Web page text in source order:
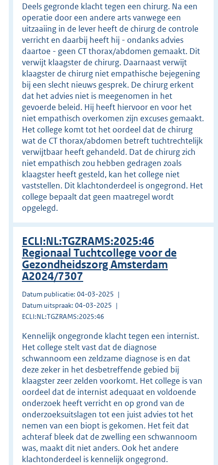
Deels gegronde klacht tegen een chirurg. Na een
operatie door een andere arts vanwege een
uitzaaiing in de lever heeft de chirurg de controle
verricht en daarbij heeft hij - ondanks advies
daartoe - geen CT thorax/abdomen gemaakt. Dit
verwijt klaagster de chirurg. Daarnaast verwijt
klaagster de chirurg niet empathische bejegening
bij een slecht nieuws gesprek. De chirurg erkent
dat het advies niet is meegenomen in het
gevoerde beleid. Hij heeft hiervoor en voor het
niet empathisch overkomen zijn excuses gemaakt.
Het college komt tot het oordeel dat de chirurg
wat de CT thorax/abdomen betreft tuchtrechtelijk
verwijtbaar heeft gehandeld. Dat de chirurg zich
niet empathisch zou hebben gedragen zoals
klaagster heeft gesteld, kan het college niet
vaststellen. Dit klachtonderdeel is ongegrond. Het
college bepaalt dat geen maatregel wordt
opgelegd.
ECLI:NL:TGZRAMS:2025:46
Regionaal Tuchtcollege voor de
Gezondheidszorg Amsterdam
A2024/7307
Datum publicatie: 04-03-2025
Datum uitspraak: 04-03-2025
ECLI:NL:TGZRAMS:2025:46
Kennelijk ongegronde klacht tegen een internist.
Het college stelt vast dat de diagnose
schwannoom een zeldzame diagnose is en dat
deze zeker in het desbetreffende gebied bij
klaagster zeer zelden voorkomt. Het college is van
oordeel dat de internist adequaat en voldoende
onderzoek heeft verricht en op grond van de
onderzoeksuitslagen tot een juist advies tot het
nemen van een biopt is gekomen. Het feit dat
achteraf bleek dat de zwelling een schwannoom
was, maakt dit niet anders. Ook het andere
klachtonderdeel is kennelijk ongegrond.